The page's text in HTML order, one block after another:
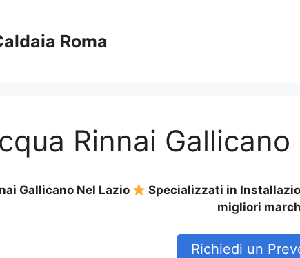
Roma
Rinnai
Gallicano Nel Lazio
Specializzati in
migliori
Richiedi un